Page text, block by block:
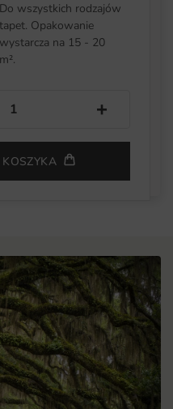
Do wszystkich rodzajów
tapet. Opakowanie
wystarcza na 15 - 20
m².
+